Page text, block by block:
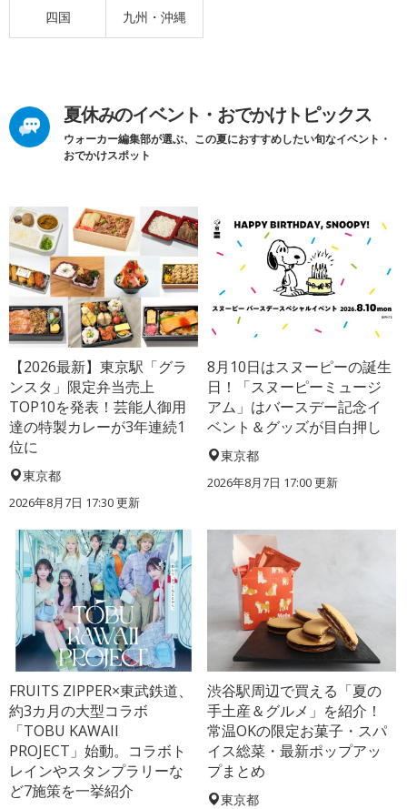
四国 九州・沖縄
夏休みのイベント・おでかけトピックス
ウォーカー編集部が選ぶ、この夏におすすめしたい旬なイベント・
おでかけスポット
【2026最新】東京駅「グラ
ンスタ」限定弁当売上
TOP10を発表！芸能人御用
達の特製カレーが3年連続1
位に
東京都
2026年8月7日 17:30更新
8月10日はスヌーピーの誕生
日！「スヌーピーミュージ
アム」はバースデー記念イ
ベント＆グッズが目白押し
東京都
2026年8月7日 17:00更新
FRUITS ZIPPER×東武鉄道、
約3カ月の大型コラボ
「TOBU KAWAII
PROJECT」始動。コラボト
レインやスタンプラリーな
ど7施策を一挙紹介
渋谷駅周辺で買える「夏の
手土産＆グルメ」を紹介！
常温OKの限定お菓子・スパ
イス総菜・最新ポップアッ
プまとめ
東京都